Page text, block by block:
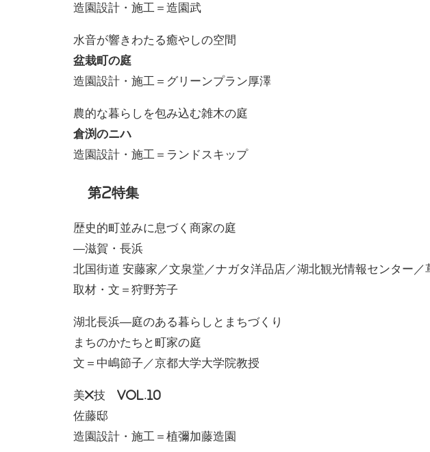
造園設計・施工＝造園武
水音が響きわたる癒やしの空間
盆栽町の庭
造園設計・施工＝グリーンプラン厚澤
農的な暮らしを包み込む雑木の庭
倉渕のニハ
造園設計・施工＝ランドスキップ
第2特集
歴史的町並みに息づく商家の庭
―滋賀・長浜
北国街道 安藤家／文泉堂／ナガタ洋品店／湖北観光情報センター／
取材・文＝狩野芳子
湖北長浜―庭のある暮らしとまちづくり
まちのかたちと町家の庭
文＝中嶋節子／京都大学大学院教授
美×技 VOL.10
佐藤邸
造園設計・施工＝植彌加藤造園